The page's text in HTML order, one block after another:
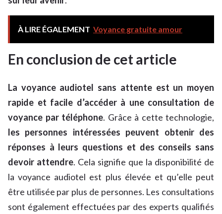
À LIRE ÉGALEMENT Voyance gratuite amour
En conclusion de cet article
La voyance audiotel sans attente est un moyen
rapide et facile d’accéder à une consultation de
voyance par téléphone. Grâce à cette technologie,
les personnes intéressées peuvent obtenir des
réponses à leurs questions et des conseils sans
devoir attendre. Cela signifie que la disponibilité de
la voyance audiotel est plus élevée et qu’elle peut
être utilisée par plus de personnes. Les consultations
sont également effectuées par des experts qualifiés